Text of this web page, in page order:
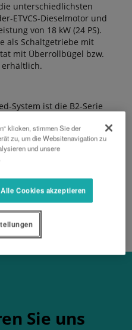
unterschiedlichsten
ETVCS-Dieselmotor und
von 18 kW (24 PS).
als Schaltgetriebe mit
mit Überrollbügel bzw.
System ist die B2-Serie
Arbeiten.
Sie uns
klicken, stimmen Sie der
zu, um die Websitenavigation zu
und unsere
Alle Cookies akzeptieren